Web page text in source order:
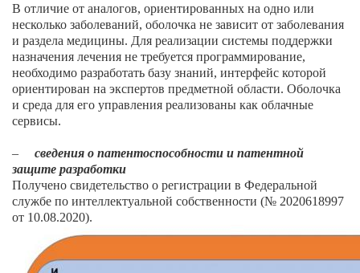
В отличие от аналогов, ориентированных на одно или
несколько заболеваний, оболочка не зависит от заболевания
и раздела медицины. Для реализации системы поддержки
назначения лечения не требуется программирование,
необходимо разработать базу знаний, интерфейс которой
ориентирован на экспертов предметной области. Оболочка
и среда для его управления реализованы как облачные
сервисы.
–
сведения о патентоспособности и патентной
защите разработки
Получено свидетельство о регистрации в Федеральной
службе по интеллектуальной собственности (№ 2020618997
от 10.08.2020).